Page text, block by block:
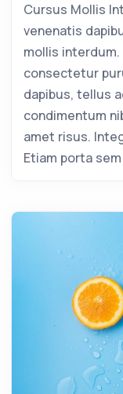
Cursus Mollis
venenatis
mollis
consectetur
dapibus, tellus
condimentum
amet risus.
Etiam porta